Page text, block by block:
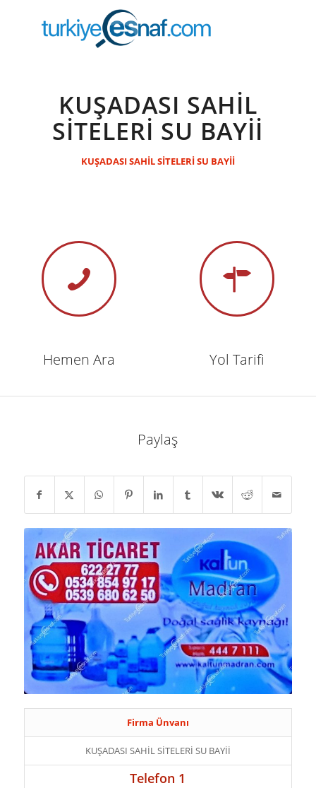
KUŞADASI SAHİL
SİTELERİ SU BAYİİ
KUŞADASI SAHİL SİTELERİ SU BAYİİ
Hemen Ara Yol Tarifi
Paylaş
Firma Ünvanı
KUŞADASI SAHİL SİTELERİ SU BAYİİ
Telefon 1